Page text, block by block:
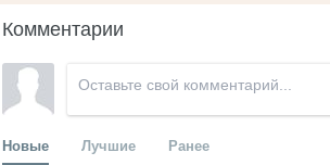
Комментарии
Новые Лучшие Ранее